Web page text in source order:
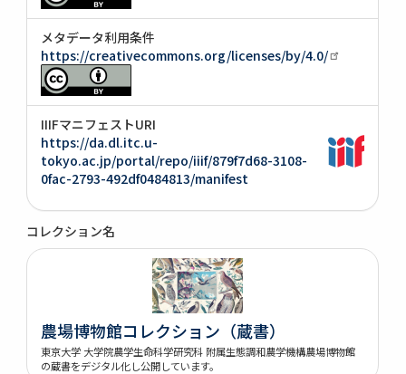
メタデータ利用条件
https://creativecommons.org/licenses/by/4.0/
IIIFマニフェストURI
https://da.dl.itc.u-
tokyo.ac.jp/portal/repo/iiif/879f7d68-3108-
0fac-2793-492df0484813/manifest
コレクション名
農場博物館コレクション（蔵書）
東京大学 大学院農学生命科学研究科 附属生態調和農学機構農場博物館
の蔵書をデジタル化し公開しています。